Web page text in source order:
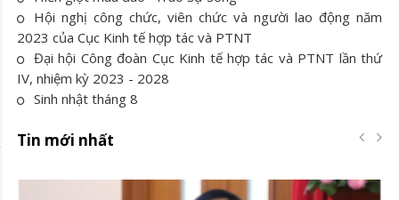
Hội nghị công chức, viên chức và người lao động năm
2023 của Cục Kinh tế hợp tác và PTNT
Đại hội Công đoàn Cục Kinh tế hợp tác và PTNT lần thứ
IV, nhiệm kỳ 2023 - 2028
Sinh nhật tháng 8
Tin mới nhất